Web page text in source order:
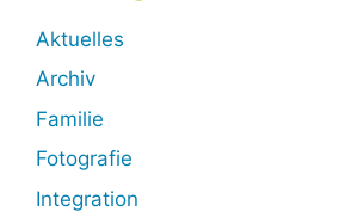
Aktuelles
Archiv
Familie
Fotografie
Integration